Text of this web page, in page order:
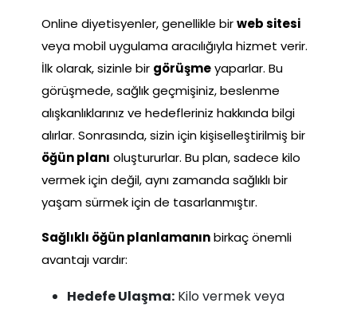
Online diyetisyenler, genellikle birweb sitesi
veya mobil uygulama aracılığıyla hizmet verir.
İlk olarak, sizinle bir görüşmeyaparlar. Bu
görüşmede, sağlık geçmişiniz, beslenme
alışkanlıklarınız ve hedefleriniz hakkında bilgi
alırlar. Sonrasında, sizin için kişiselleştirilmiş bir
öğün planı oluştururlar. Bu plan, sadece kilo
vermek için değil, aynı zamanda sağlıklı bir
yaşam sürmek için de tasarlanmıştır.
Sağlıklı öğün planlamanınbirkaç önemli
avantajı vardır:
Hedefe Ulaşma: Kilo vermek veya